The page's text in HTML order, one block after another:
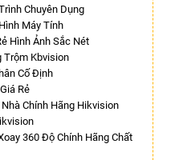
Chuyên Dụng
Máy Tính
Hình Ảnh Sắc Nét
Trộm Kbvision
Cố Định
Rẻ
Chính Hãng Hikvision
360 Độ Chính Hãng Chất